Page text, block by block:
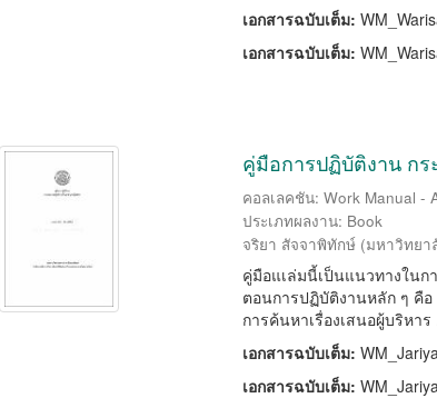
เอกสารฉบับเต็ม:
เอกสารฉบับเต็ม:
คู่มือการปฏิบัติงาน ก
คอลเลคชัน: Work Manual -
ประเภทผลงาน: Book
จริยา สัจจาพิทักษ์ (มหาวิทยา
คู่มือแเล่มนี้เป็นแนวทางใน
ตอนการปฏิบัติงานหลัก ๆ คือ
การค้นหาเรื่องเสนอผู้บริหาร
เอกสารฉบับเต็ม:
เอกสารฉบับเต็ม: